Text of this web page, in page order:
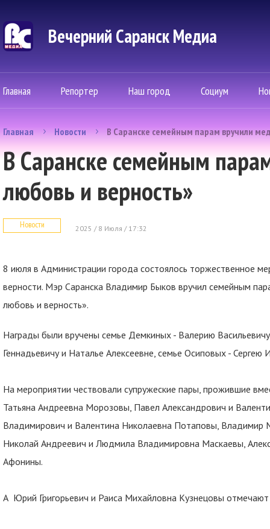
Вечерний Саранск Mедиа
Главная Репортер Наш город Социум
Главная Новости В Саранске семейным парам вручили
В Саранске семейным
любовь и верность»
Новости 2025 / 8 Июля / 17:32
8 июля в Администрации города состоялось торжественное
верности. Мэр Саранска Владимир Быков вручил семейным
любовь и верность».
Награды были вручены семье Демкиных - Валерию
Геннадьевичу и Наталье Алексеевне, семье Осиповых - Сергею
На мероприятии чествовали супружеские пары, прожившие
Татьяна Андреевна Морозовы, Павел Александрович и
Владимирович и Валентина Николаевна Потаповы, Владимир
Николай Андреевич и Людмила Владимировна Маскаевы,
Афонины.
А Юрий Григорьевич и Раиса Михайловна Кузнецовы